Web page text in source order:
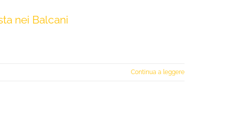
nei Balcani
Continua a leggere